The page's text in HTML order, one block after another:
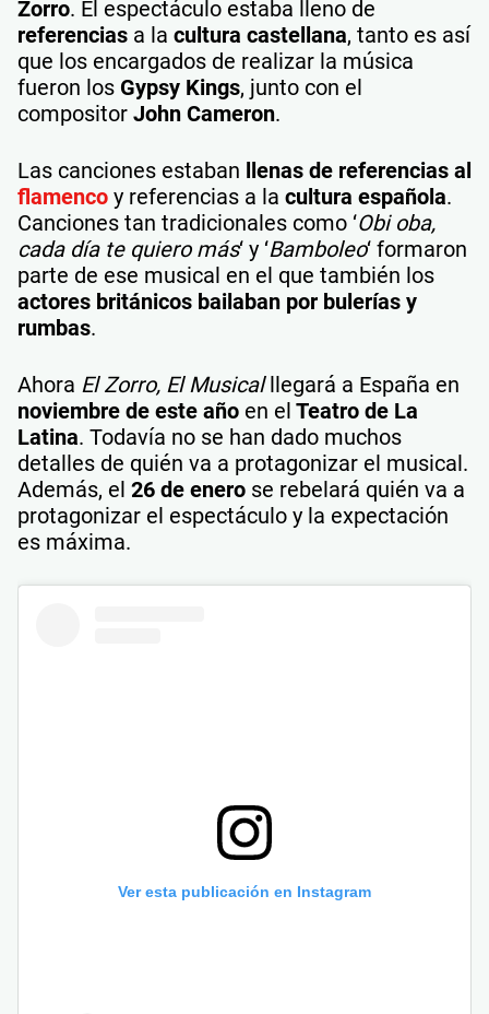
Zorro. El espectáculo estaba lleno de
referencias a la cultura castellana, tanto es así
que los encargados de realizar la música
fueron los Gypsy Kings, junto con el
compositor John Cameron.
Las canciones estaban llenas de referencias al
flamenco y referencias a la cultura española.
Canciones tan tradicionales como ‘Obi oba,
cada día te quiero más‘ y ‘Bamboleo‘ formaron
parte de ese musical en el que también los
actores británicos bailaban por bulerías y
rumbas.
Ahora El Zorro, El Musicalllegará a España en
noviembre de este año en el Teatro de La
Latina. Todavía no se han dado muchos
detalles de quién va a protagonizar el musical.
Además, el 26 de enero se rebelará quién va a
protagonizar el espectáculo y la expectación
es máxima.
Ver esta publicación en Instagram